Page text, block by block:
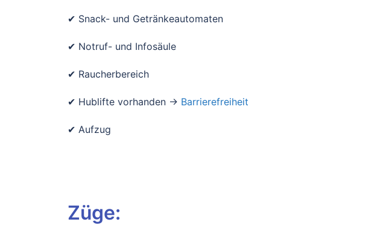
✔ Snack- und Getränkeautomaten
✔ Notruf- und Infosäule
✔ Raucherbereich
✔ Hublifte vorhanden -> Barrierefreiheit
✔ Aufzug
Züge: